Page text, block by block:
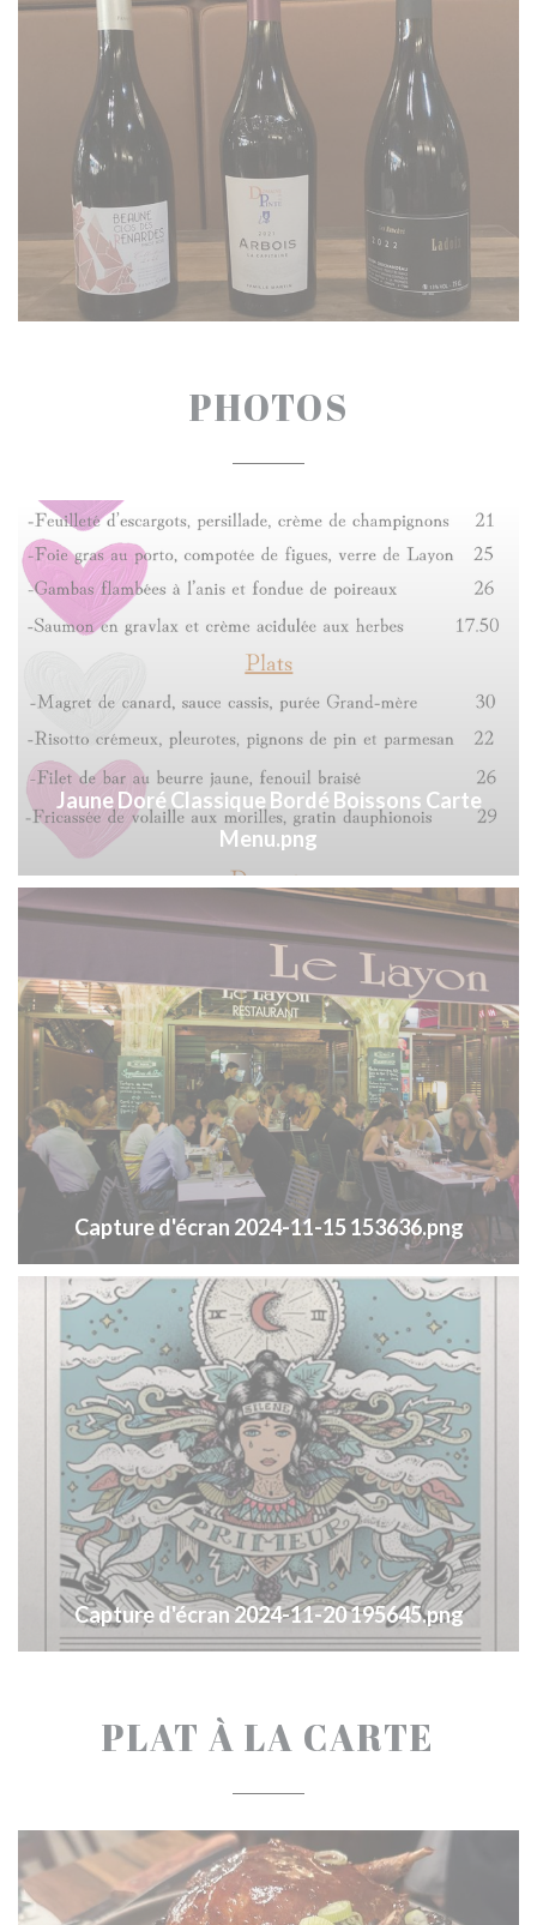
PHOTOS
Jaune Doré Classique Bordé Boissons Carte
Menu.png
Capture d'écran 2024-11-15 153636.png
Capture d'écran 2024-11-20 195645.png
PLAT À LA CARTE